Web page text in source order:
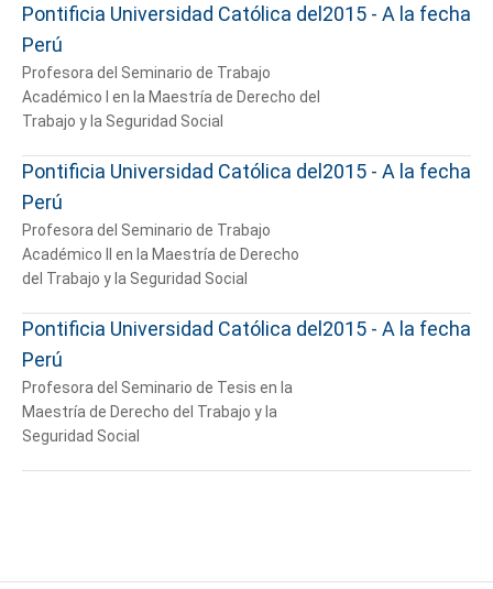
Pontificia Universidad Católica del
Perú
Profesora del Seminario de Trabajo
Académico I en la Maestría de Derecho del
Trabajo y la Seguridad Social
2015 - A la fecha
Pontificia Universidad Católica del
Perú
Profesora del Seminario de Trabajo
Académico II en la Maestría de Derecho
del Trabajo y la Seguridad Social
2015 - A la fecha
Pontificia Universidad Católica del
Perú
Profesora del Seminario de Tesis en la
Maestría de Derecho del Trabajo y la
Seguridad Social
2015 - A la fecha